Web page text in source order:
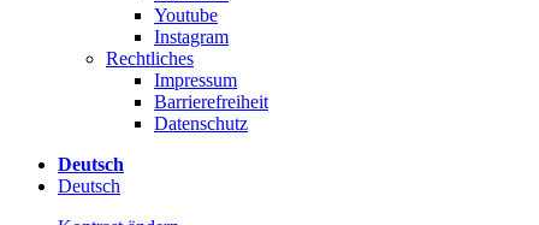
Youtube
Instagram
Rechtliches
Impressum
Barrierefreiheit
Datenschutz
Deutsch
Deutsch